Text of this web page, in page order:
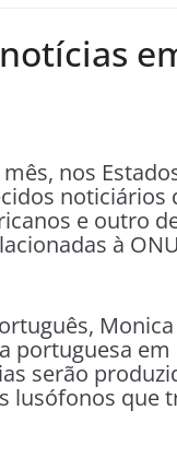
nos
noticiários
e outro
à
portuguesa
serão
lusófonos que